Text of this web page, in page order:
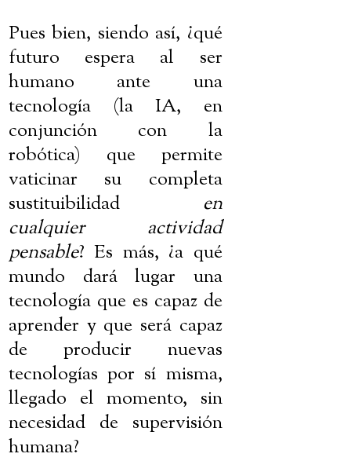
Pues bien, siendo así, ¿qué
futuro espera al ser
humano ante una
tecnología (la IA, en
conjunción con la
robótica) que permite
vaticinar su completa
sustituibilidad en
cualquier actividad
pensable? Es más, ¿a qué
mundo dará lugar una
tecnología que es capaz de
aprender y que será capaz
de producir nuevas
tecnologías por sí misma,
llegado el momento, sin
necesidad de supervisión
humana?